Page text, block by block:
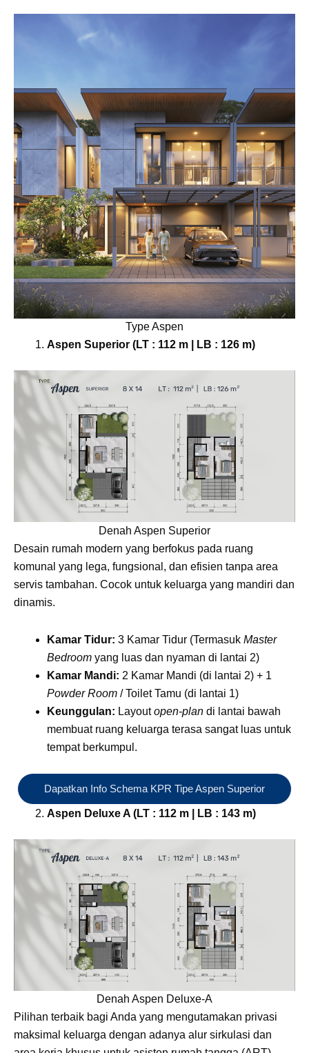
Type Aspen
Aspen Superior (LT : 112 m | LB : 126 m)
Denah Aspen Superior
Desain rumah modern yang berfokus pada ruang
komunal yang lega, fungsional, dan efisien tanpa area
servis tambahan. Cocok untuk keluarga yang mandiri dan
dinamis.
Kamar Tidur: 3 Kamar Tidur (Termasuk Master
Bedroom yang luas dan nyaman di lantai 2)
Kamar Mandi: 2 Kamar Mandi (di lantai 2) + 1
Powder Room / Toilet Tamu (di lantai 1)
Keunggulan: Layoutopen-plan di lantai bawah
membuat ruang keluarga terasa sangat luas untuk
tempat berkumpul.
Dapatkan Info Schema KPR Tipe Aspen Superior
Aspen Deluxe A (LT : 112 m | LB : 143 m)
Denah Aspen Deluxe-A
Pilihan terbaik bagi Anda yang mengutamakan privasi
maksimal keluarga dengan adanya alur sirkulasi dan